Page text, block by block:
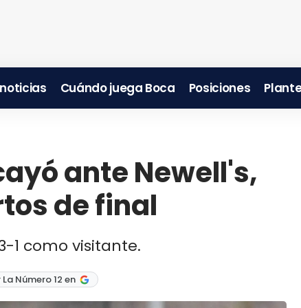
Cuándo juega Boca Posiciones
ante Newell's,
de final
1 como visitante.
Número 12 en